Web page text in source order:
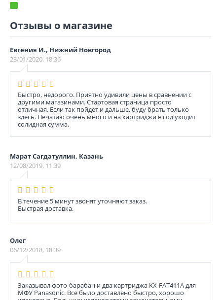
Отзывы о магазине
Евгения И., Нижний Новгород
23/01/2020, 18:36
Быстро, недорого. Приятно удивили цены в сравнении с
другими магазинами. Стартовая страница просто
отличная. Если так пойдет и дальше, буду брать только
здесь. Печатаю очень много и на картриджи в год уходит
солидная сумма.
Марат Сагдатуллин, Казань
12/08/2019, 11:39
В течение 5 минут звонят уточняют заказ.
Быстрая доставка.
Олег
06/12/2018, 18:39
Заказывал фото-барабан и два картриджа KX-FAT411A для
МФУ Panasonic. Все было доставлено быстро, хорошо